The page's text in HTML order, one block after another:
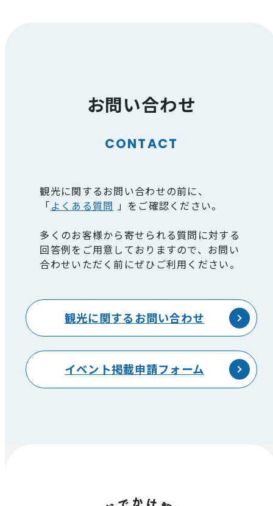
お問い合わせ
CONTACT
観光に関するお問い合わせの前に、
「よくある質問 」をご確認ください。
多くのお客様から寄せられる質問に対する
回答例をご用意しておりますので、お問い
合わせいただく前にぜひご利用ください。
観光に関するお問い合わせ
イベント掲載申請フォーム